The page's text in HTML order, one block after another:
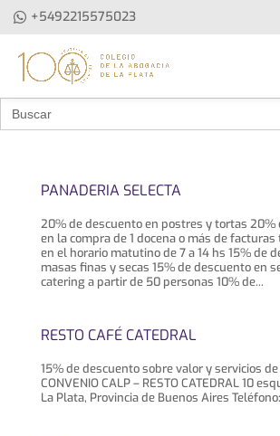
+5492215575023
Buscar:
PANADERIA SELECTA
20% de descuento en postres y tortas 20%
en la compra de 1 docena o más de
en el horario matutino de 7 a 14 hs 15% de
masas finas y secas 15% de descuento en
catering a partir de 50 personas 10% de...
RESTO CAFÉ CATEDRAL
15% de descuento sobre valor y servicios
CONVENIO CALP – RESTO CATEDRAL 10
La Plata, Provincia de Buenos Aires